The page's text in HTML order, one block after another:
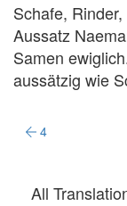
Schafe,
Aussatz
Samen
aussätzig wie
4
All